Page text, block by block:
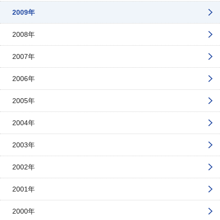
2009年
2008年
2007年
2006年
2005年
2004年
2003年
2002年
2001年
2000年